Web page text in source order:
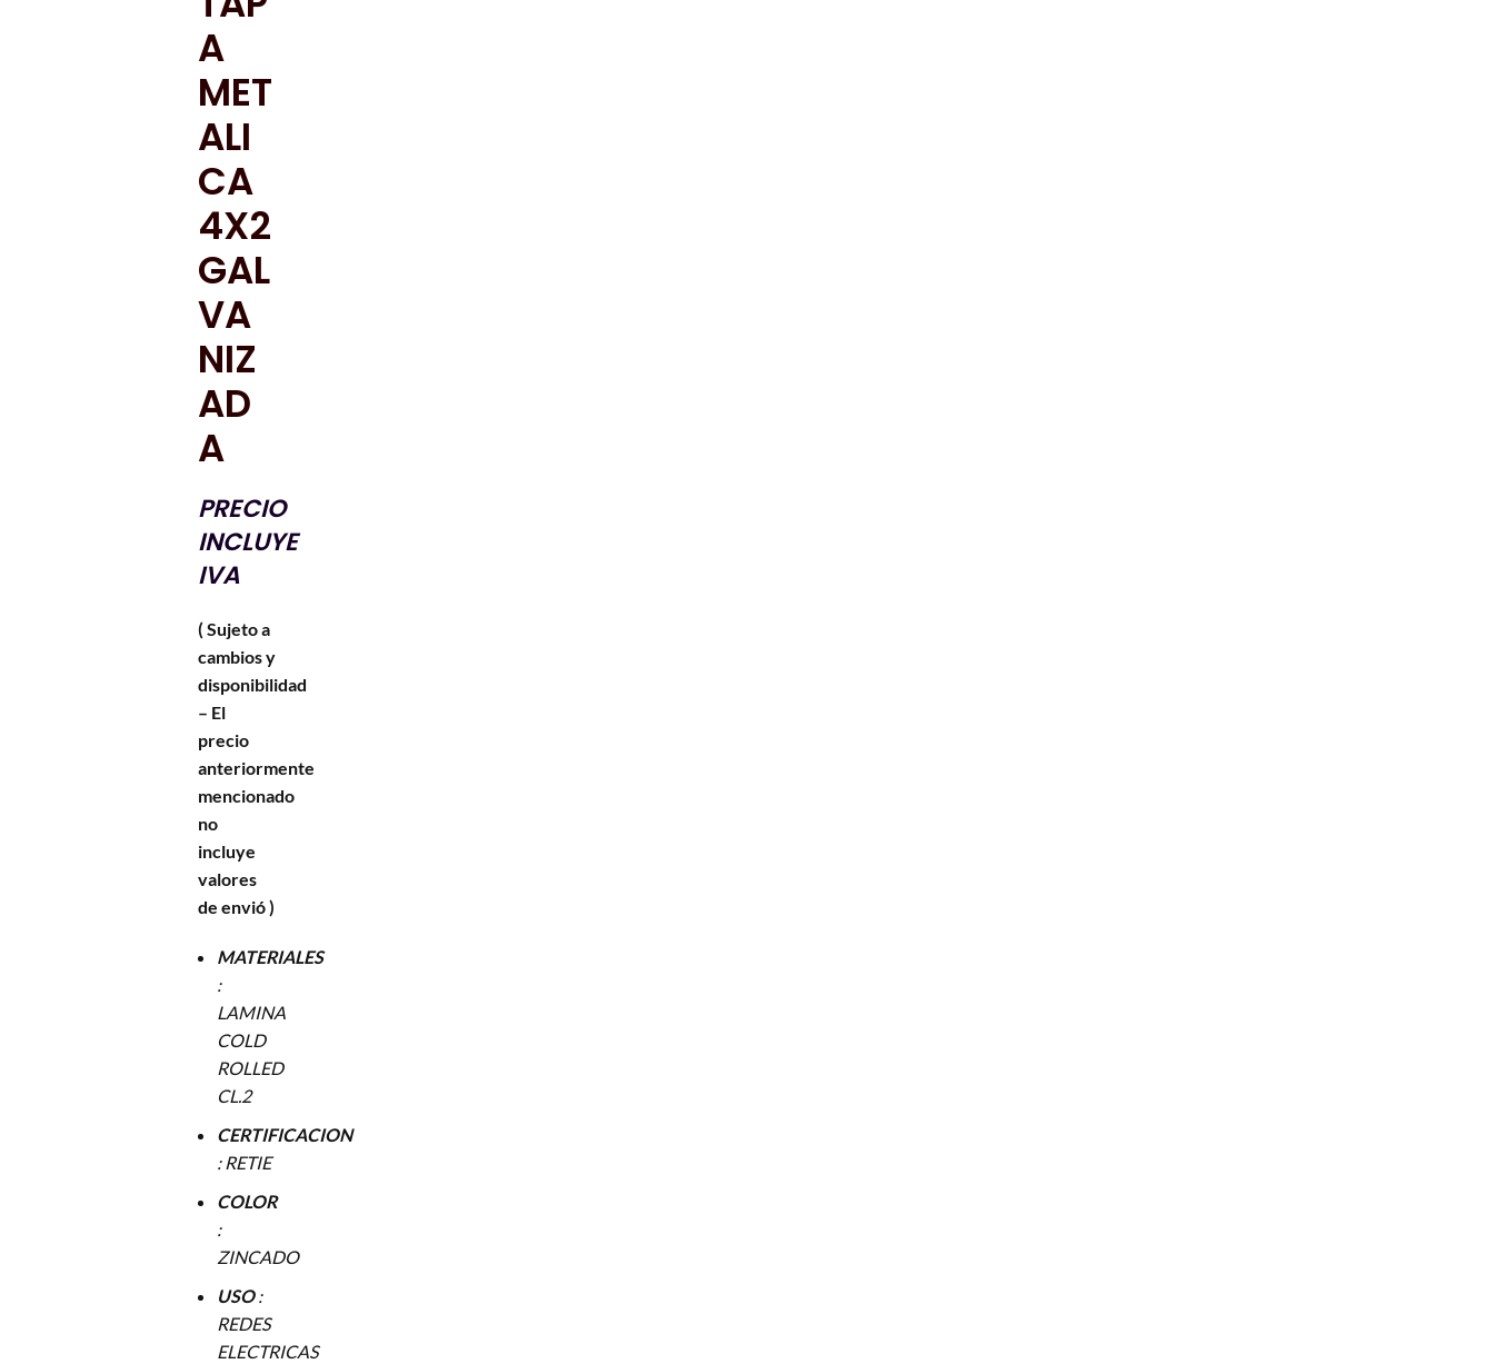
A
MET
ALI
CA
4X2
GAL
VA
NIZ
AD
A
PRECIO
INCLUYE
IVA
( Sujeto a
cambios y
disponibilidad
– El
precio
anteriormente
mencionado
no
incluye
valores
de envió )
MATERIALES
:
LAMINA
COLD
ROLLED
CL.2
CERTIFICACION
: RETIE
COLOR
:
ZINCADO
USO:
REDES
ELECTRICAS